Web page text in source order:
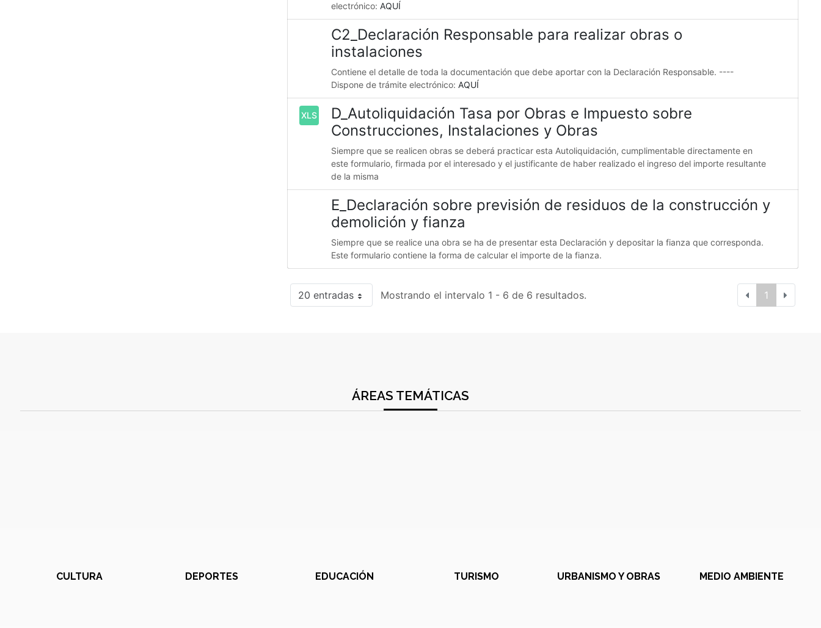
electrónico:AQUÍ
C2_Declaración Responsable para realizar obras o
instalaciones
Contiene el detalle de toda la documentación que debe aportar con la Declaración Responsable. ----
Dispone de trámite electrónico:AQUÍ
XLS
D_Autoliquidación Tasa por Obras e Impuesto sobre
Construcciones, Instalaciones y Obras
Siempre que se realicen obras se deberá practicar esta Autoliquidación, cumplimentable directamente en
este formulario, firmada por el interesado y el justificante de haber realizado el ingreso del importe resultante
de la misma
E_Declaración sobre previsión de residuos de la construcción y
demolición y fianza
Siempre que se realice una obra se ha de presentar esta Declaración y depositar la fianza que corresponda.
Este formulario contiene la forma de calcular el importe de la fianza.
20 entradas Mostrando el intervalo 1 - 6 de 6 resultados. 1
ÁREAS TEMÁTICAS
CULTURA DEPORTES EDUCACIÓN TURISMO URBANISMO Y OBRAS MEDIO AMBIENTE